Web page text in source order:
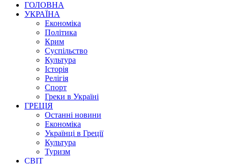
ГОЛОВНА
УКРАЇНА
Економіка
Політика
Крим
Суспільство
Культура
Історія
Релігія
Спорт
Греки в Україні
ГРЕЦІЯ
Останні новини
Економіка
Українці в Греції
Культура
Туризм
СВІТ